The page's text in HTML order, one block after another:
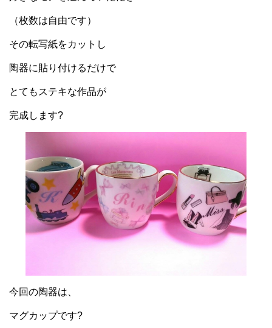
（枚数は自由です）
その転写紙をカットし
陶器に貼り付けるだけで
とてもステキな作品が
完成します?
今回の陶器は、
マグカップです?